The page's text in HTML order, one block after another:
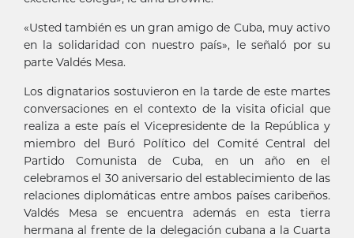
«Usted también es un gran amigo de Cuba, muy activo
en la solidaridad con nuestro país», le señaló por su
parte Valdés Mesa.
Los dignatarios sostuvieron en la tarde de este martes
conversaciones en el contexto de la visita oficial que
realiza a este país el Vicepresidente de la República y
miembro del Buró Político del Comité Central del
Partido Comunista de Cuba, en un año en el
celebramos el 30 aniversario del establecimiento de las
relaciones diplomáticas entre ambos países caribeños.
Valdés Mesa se encuentra además en esta tierra
hermana al frente de la delegación cubana a la Cuarta